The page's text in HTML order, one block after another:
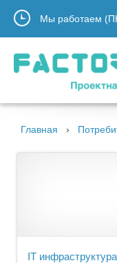
Мы работаем
Главная
IT инфраструктура